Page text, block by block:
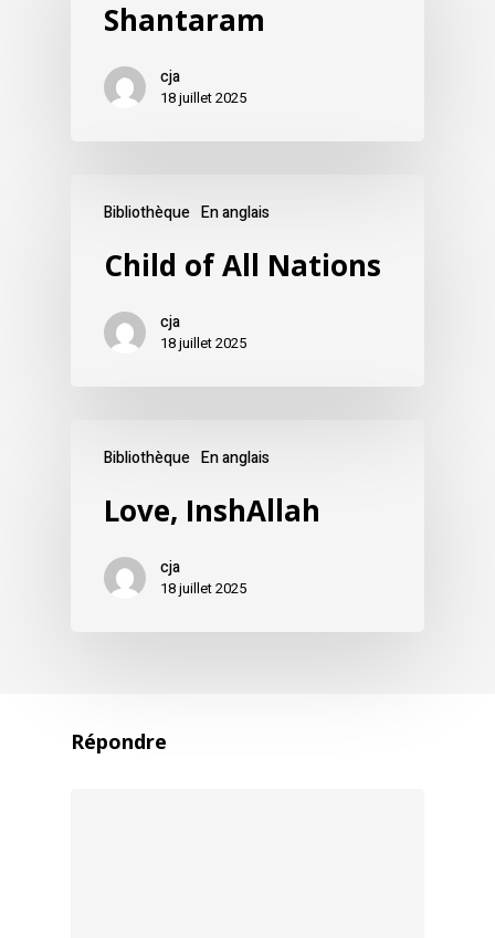
Shantaram
cja
18 juillet 2025
Bibliothèque En anglais
Child of All Nations
cja
18 juillet 2025
Bibliothèque En anglais
Love, InshAllah
cja
18 juillet 2025
Répondre